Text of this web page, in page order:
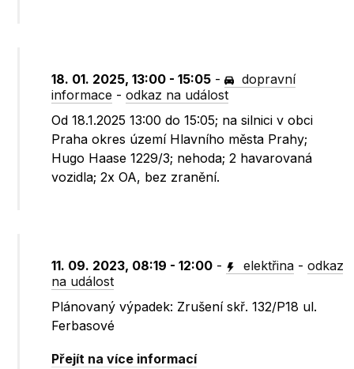
18. 01. 2025, 13:00 - 15:05 -
dopravní
informace -odkaz na událost
Od 18.1.2025 13:00 do 15:05; na silnici v obci
Praha okres území Hlavního města Prahy;
Hugo Haase 1229/3; nehoda; 2 havarovaná
vozidla; 2x OA, bez zranění.
11. 09. 2023, 08:19 - 12:00 - elektřina -odkaz
na událost
Plánovaný výpadek: Zrušení skř. 132/P18 ul.
Ferbasové
Přejít na více informací